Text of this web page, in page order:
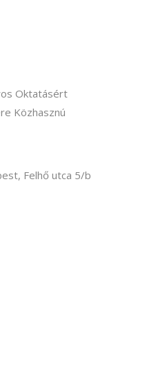
Oktatásért
Közhasznú
Felhő utca 5/b